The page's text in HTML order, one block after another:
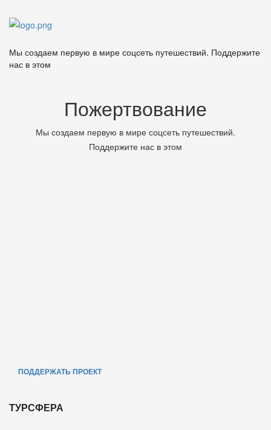
Мы создаем первую в мире соцсеть путешествий. Поддержите
нас в этом
Пожертвование
Мы создаем первую в мире соцсеть путешествий.
Поддержите нас в этом
ПОДДЕРЖАТЬ ПРОЕКТ
ТУРСФЕРА